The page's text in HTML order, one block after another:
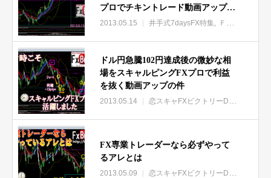
プロでチキントレード動画アップの
件
2013.05.15 井手式7daysFX特集 ＦＸスキャルピングプロ特集
ドル円急騰102円達成後の微妙な相
場をスキャルピングFXプロで利益
を抜く動画アップの件
2013.05.14 恋スキャFXビクトリーDX特集
FX専業トレーダーなら必ずやって
るアレとは
2013.05.09 恋スキャFXビクトリーDX特集